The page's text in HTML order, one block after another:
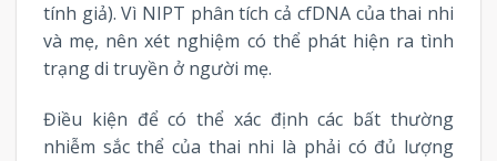
tính giả). Vì NIPT phân tích cả cfDNA của thai nhi
và mẹ, nên xét nghiệm có thể phát hiện ra tình
trạng di truyền ở người mẹ.
Điều kiện để có thể xác định các bất thường
nhiễm sắc thể của thai nhi là phải có đủ lượng